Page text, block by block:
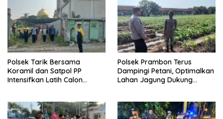
Polsek Tarik Bersama
Koramil dan Satpol PP
Intensifkan Latih Calon
Polsek Prambon Terus
Dampingi Petani, Optimalkan
Lahan Jagung Dukung